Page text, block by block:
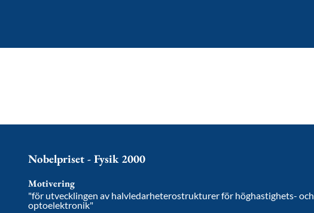
Nobelpriset - Fysik 2000
Motivering
"för utvecklingen av halvledarheterostrukturer för höghastighets- och
optoelektronik"